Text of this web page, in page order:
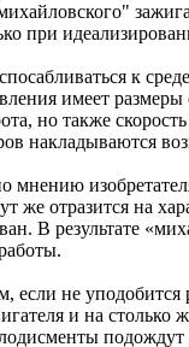
при
к
имеет
но также
накладываются
мнению
же отразится на
В результате
если не
и на столько
подождут